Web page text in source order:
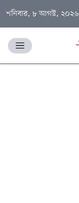
শনিবার, ৮ আগস্ট, ২০২৬